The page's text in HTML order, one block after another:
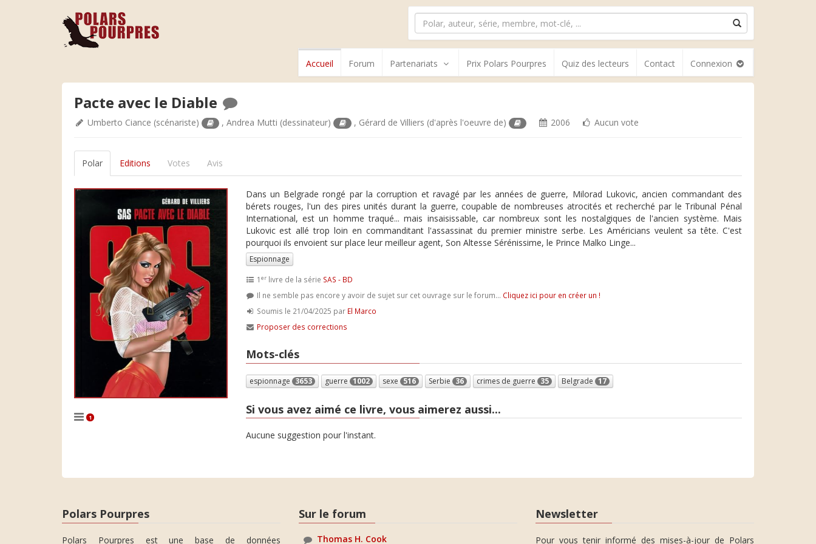
Accueil Forum Partenariats Prix Polars Pourpres Quiz des lecteurs Contact Connexion
Pacte avec le Diable
Umberto Ciance (scénariste) ,Andrea Mutti (dessinateur) , Gérard de Villiers (d'après l'oeuvre de) 2006 Aucun vote
Polar Editions Votes Avis
1
Dans un Belgrade rongé par la corruption et ravagé par les années de guerre, Milorad Lukovic, ancien commandant des
bérets rouges, l'un des pires unités durant la guerre, coupable de nombreuses atrocités et recherché par le Tribunal Pénal
International, est un homme traqué... mais insaisissable, car nombreux sont les nostalgiques de l'ancien système. Mais
Lukovic est allé trop loin en commanditant l'assassinat du premier ministre serbe. Les Américians veulent sa tête. C'est
pourquoi ils envoient sur place leur meilleur agent, Son Altesse Sérénissime, le Prince Malko Linge...
Espionnage
1 erlivre de la série SAS - BD
Il ne semble pas encore y avoir de sujet sur cet ouvrage sur le forum... Cliquez ici pour en créer un !
Soumis le 21/04/2025 par El Marco
Proposer des corrections
Mots-clés
espionnage 3653 guerre 1002 sexe 516 Serbie 36 crimes de guerre 35 Belgrade 17
Si vous avez aimé ce livre, vous aimerez aussi...
Aucune suggestion pour l'instant.
Polars Pourpres
Polars Pourpres est une base de données
Sur le forum
Thomas H. Cook
Newsletter
Pour vous tenir informé des mises-à-jour de Polars